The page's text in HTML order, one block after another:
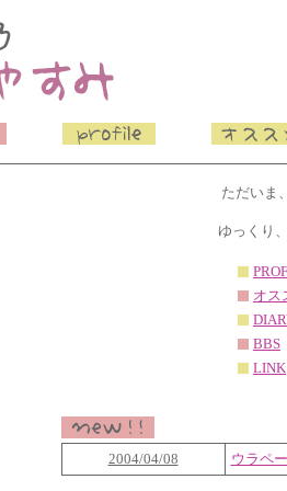
ただいま
ゆっくり
オス
BBS
LINK
2004/04/08 ウラペ